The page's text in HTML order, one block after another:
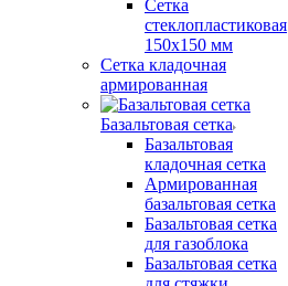
Сетка
стеклопластиковая
150x150 мм
Сетка кладочная
армированная
Базальтовая сетка
Базальтовая
кладочная сетка
Армированная
базальтовая сетка
Базальтовая сетка
для газоблока
Базальтовая сетка